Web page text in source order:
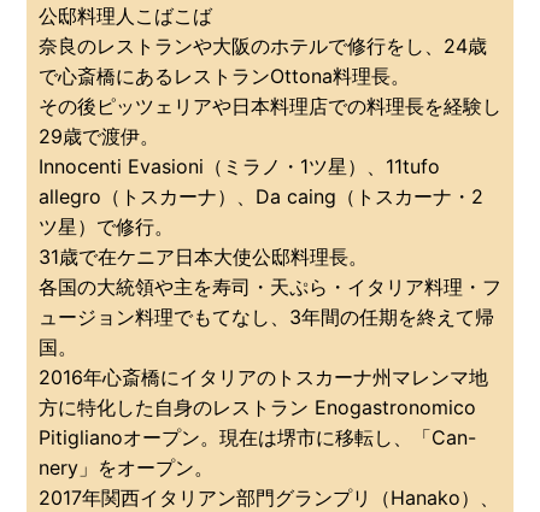
公邸料理人こばこば
奈良のレストランや大阪のホテルで修行をし、24歳
で心斎橋にあるレストランOttona料理長。
その後ピッツェリアや日本料理店での料理長を経験し
29歳で渡伊。
Innocenti Evasioni（ミラノ・1ツ星）、11tufo
allegro（トスカーナ）、Da caing（トスカーナ・2
ツ星）で修行。
31歳で在ケニア日本大使公邸料理長。
各国の大統領や主を寿司・天ぷら・イタリア料理・フ
ュージョン料理でもてなし、3年間の任期を終えて帰
国。
2016年心斎橋にイタリアのトスカーナ州マレンマ地
方に特化した自身のレストラン Enogastronomico
Pitiglianoオープン。現在は堺市に移転し、「Can-
nery」をオープン。
2017年関西イタリアン部門グランプリ（Hanako）、